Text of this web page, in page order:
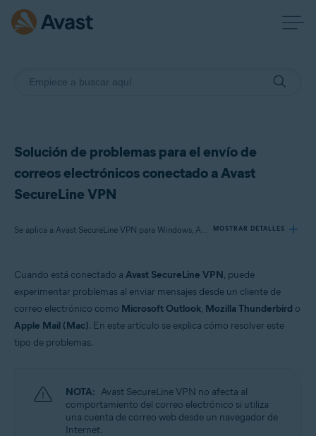
Solución de problemas para el envío de
correos electrónicos conectado a Avast
SecureLine VPN
Se aplica a Avast SecureLine VPN para Windows, Avast SecureLine VPN para Mac MOSTRAR DETALLES
Avast SecureLine VPN 4.x para Mac
Sistemas operativos:
Microsoft Windows 8.1/Pro/Enterprise - 32 o 64 bits
Microsoft Windows 8/Pro/Enterprise - 32 o 64 bits
Microsoft Windows 7 Home Basic/Home
Premium/Professional/Enterprise/Ultimate - Service Pack 1, 32 o 64 bits
Cuando está conectado a Avast SecureLine VPN, puede
experimentar problemas al enviar mensajes desde un cliente de
correo electrónico como Microsoft Outlook, Mozilla Thunderbird o
Apple Mail (Mac). En este artículo se explica cómo resolver este
tipo de problemas.
NOTA: Avast SecureLine VPN no afecta al
comportamiento del correo electrónico si utiliza
una cuenta de correo web desde un navegador de
Internet.